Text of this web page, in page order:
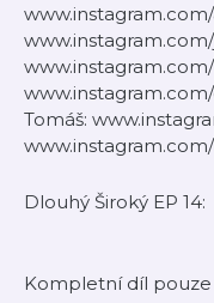
Tomáš:
Dlouhý Široký EP 14:
Kompletní díl pouze